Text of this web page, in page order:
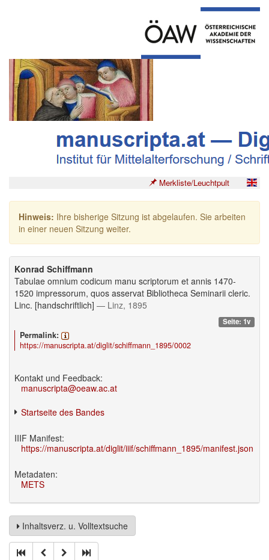
Merkliste/Leuchtpult
Hinweis: Ihre bisherige Sitzung ist abgelaufen. Sie arbeiten
in einer neuen Sitzung weiter.
Konrad Schiffmann
Tabulae omnium codicum manu scriptorum et annis 1470-
1520 impressorum, quos asservat Bibliotheca Seminarii cleric.
Linc. [handschriftlich] — Linz, 1895
Seite: 1v
Permalink:
https://manuscripta.at/diglit/schiffmann_1895/0002
Kontakt und Feedback:
manuscripta@oeaw.ac.at
Startseite des Bandes
IIIF Manifest:
https://manuscripta.at/diglit/iiif/schiffmann_1895/manifest.json
Metadaten:
METS
Inhaltsverz. u. Volltextsuche